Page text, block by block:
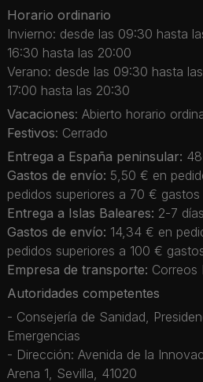
Horario ordinario
Invierno: desde las 09:30 hasta
16:30 hasta las 20:00
Verano: desde las 09:30 hasta
17:00 hasta las 20:30
Vacaciones: Abierto horario
Festivos: Cerrado
Entrega a España peninsular:
Gastos de envío: 5,50 € en
pedidos superiores a 70 €
Entrega a Islas Baleares: 2-7
Gastos de envío: 14,34 € en
pedidos superiores a 100 €
Empresa de transporte: Correos
Autoridades competentes
- Consejería de Sanidad,
Emergencias
- Dirección: Avenida de la
Arena 1, Sevilla, 41020